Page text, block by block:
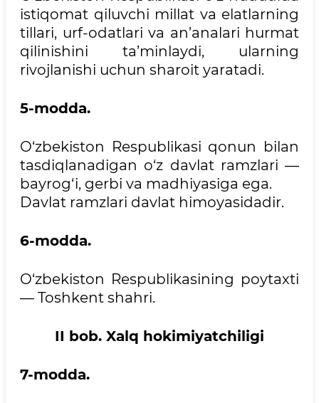
istiqomat qiluvchi millat va elatlarning
tillari, urf-odatlari va an’analari hurmat
qilinishini ta’minlaydi, ularning
rivojlanishi uchun sharoit yaratadi.
5-modda.
O‘zbekiston Respublikasi qonun bilan
tasdiqlanadigan o‘z davlat ramzlari —
bayrog‘i, gerbi va madhiyasiga ega.
Davlat ramzlari davlat himoyasidadir.
6-modda.
O‘zbekiston Respublikasining poytaxti
— Toshkent shahri.
II bob. Xalq hokimiyatchiligi
7-modda.